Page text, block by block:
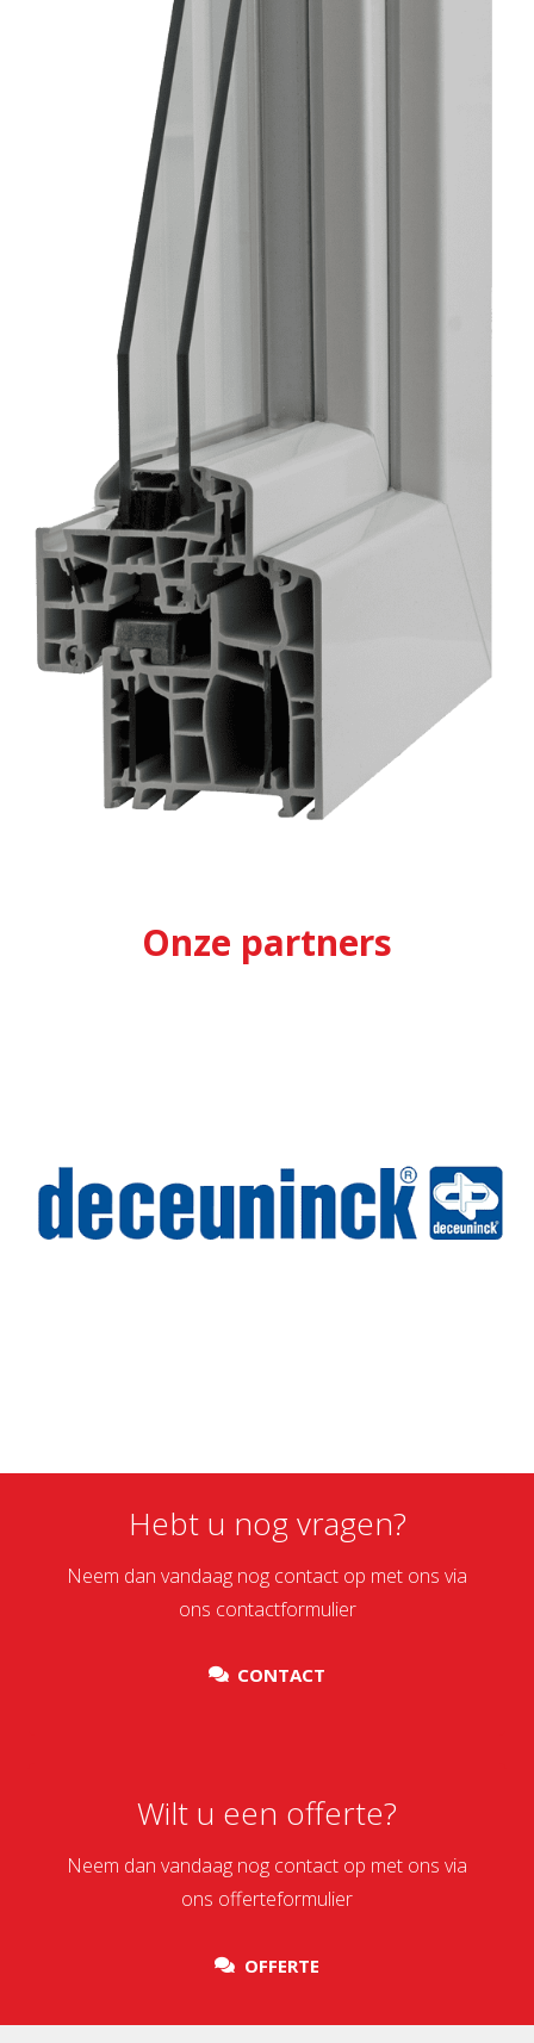
Onze partners
Deceuninck
Hebt u nog vragen?
Neem dan vandaag nog contact op met ons via
ons contactformulier
CONTACT
Wilt u een offerte?
Neem dan vandaag nog contact op met ons via
ons offerteformulier
OFFERTE